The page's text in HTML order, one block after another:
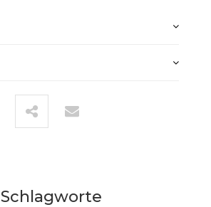
Schlagworte